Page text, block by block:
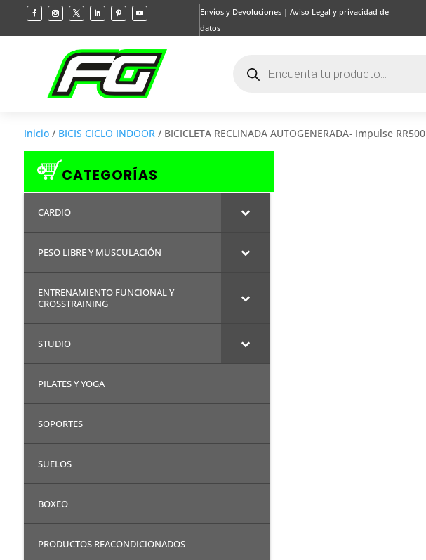
Envíos y Devoluciones| Aviso Legal y privacidad de
datos
productos
Inicio/ BICIS CICLO INDOOR/ BICICLETA RECLINADA AUTOGENERADA- Impulse RR500
CATEGORÍAS
CARDIO
PESO LIBRE Y MUSCULACIÓN
ENTRENAMIENTO FUNCIONAL Y
CROSSTRAINING
STUDIO
PILATES Y YOGA
SOPORTES
SUELOS
BOXEO
PRODUCTOS REACONDICIONADOS